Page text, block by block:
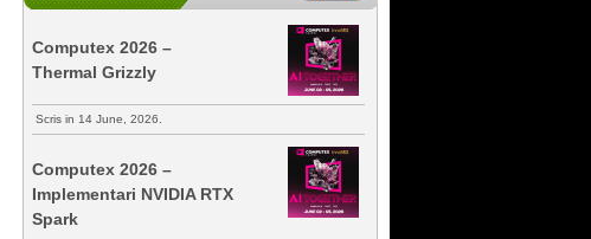
Computex 2026 –
Thermal Grizzly
Scris in 14 June, 2026.
Computex 2026 –
Implementari NVIDIA RTX
Spark